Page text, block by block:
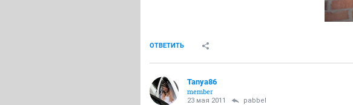
ОТВЕТИТЬ
Tanya86
member
23 мая 2011 pabbel